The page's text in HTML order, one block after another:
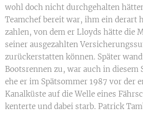
wohl doch nicht durchgehalten
Teamchef bereit war, ihm ein derart
zahlen, von dem er Lloyds hätte die
seiner ausgezahlten
zurückerstatten können. Später
Bootsrennen zu, war auch in diesem
ehe er im Spätsommer 1987 vor der
Kanalküste auf die Welle eines
kenterte und dabei starb. Patrick